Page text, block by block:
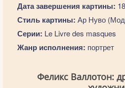
Дата завершения картины:
Стиль картины: Ар Нуво
Серии: Le Livre des masques
Жанр исполнения: портрет
Феликс Валлотон: